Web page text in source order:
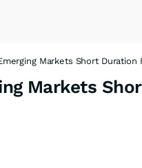
Markets Short
Markets